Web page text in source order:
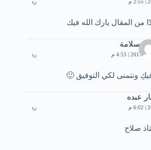
رد
من المقال بارك الله فيك
سلامة
م رد
ونتمنى لكي التوفيق 🙂
عبده
رد
صلاح